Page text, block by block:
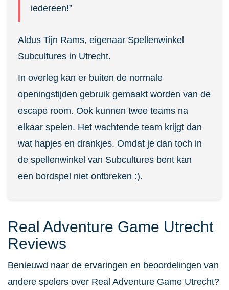
iedereen!”
Aldus Tijn Rams, eigenaar Spellenwinkel
Subcultures in Utrecht.
In overleg kan er buiten de normale
openingstijden gebruik gemaakt worden van de
escape room. Ook kunnen twee teams na
elkaar spelen. Het wachtende team krijgt dan
wat hapjes en drankjes. Omdat je dan toch in
de spellenwinkel van Subcultures bent kan
een bordspel niet ontbreken :).
Real Adventure Game Utrecht
Reviews
Benieuwd naar de ervaringen en beoordelingen van
andere spelers over Real Adventure Game Utrecht?